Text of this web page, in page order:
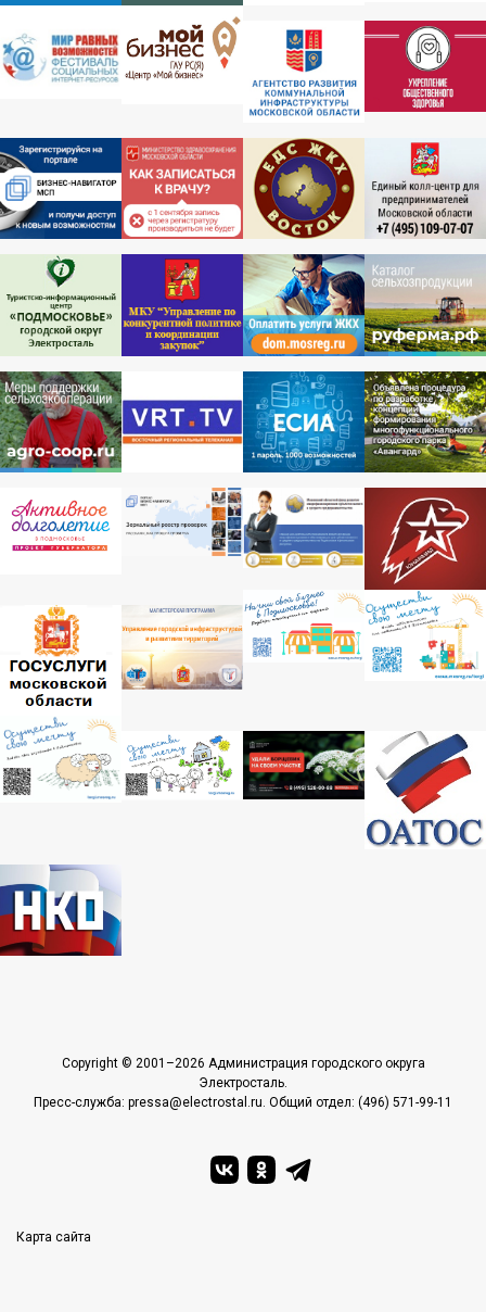
Copyright © 2001–2026 Администрация городского округа
Электросталь.
Пресс-служба: pressa@electrostal.ru. Общий отдел: (496) 571-99-11
Карта сайта